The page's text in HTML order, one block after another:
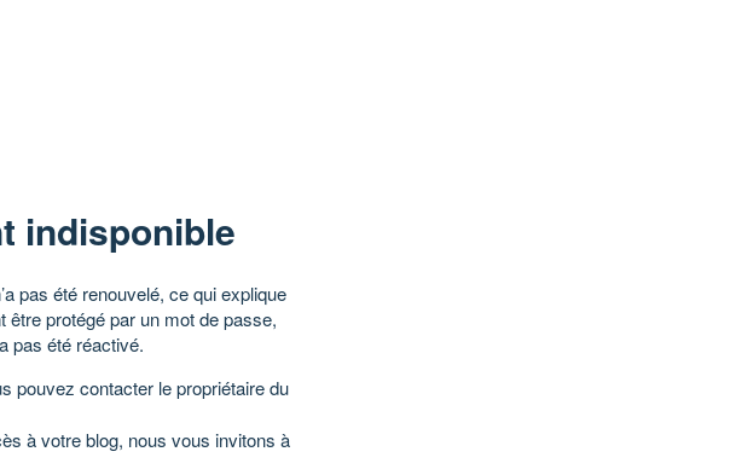
indisponible
pas été renouvelé, ce qui explique
protégé par un mot de passe,
pas été réactivé.
pouvez contacter le propriétaire du
à votre blog, nous vous invitons à